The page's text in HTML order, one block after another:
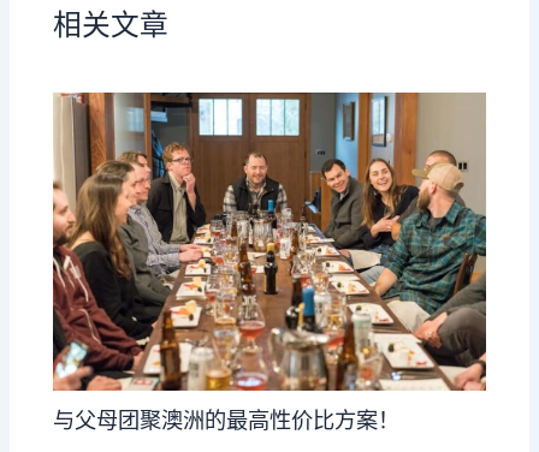
相关文章
与父母团聚澳洲的最高性价比方案！